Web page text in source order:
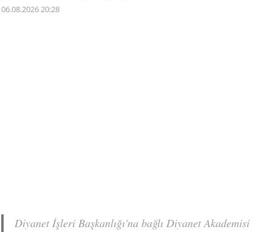
06.08.2026 20:28
Diyanet İşleri Başkanlığı'na bağlı Diyanet Akademisi